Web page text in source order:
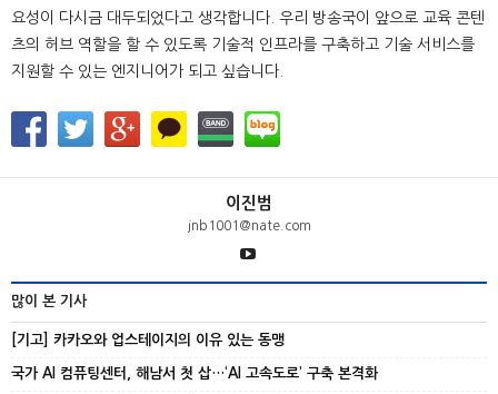
요성이 다시금 대두되었다고 생각합니다. 우리 방송국이 앞으로 교육 콘텐
츠의 허브 역할을 할 수 있도록 기술적 인프라를 구축하고 기술 서비스를
지원할 수 있는 엔지니어가 되고 싶습니다.
이진범
jnb1001@nate.com
많이 본 기사
[기고] 카카오와 업스테이지의 이유 있는 동맹
국가 AI 컴퓨팅센터, 해남서 첫 삽…‘AI 고속도로’ 구축 본격화